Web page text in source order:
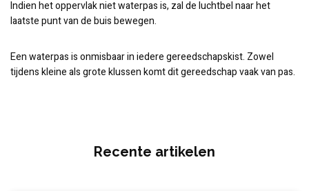
Indien het oppervlak niet waterpas is, zal de luchtbel naar het
laatste punt van de buis bewegen.
Een waterpas is onmisbaar in iedere gereedschapskist. Zowel
tijdens kleine als grote klussen komt dit gereedschap vaak van pas.
Recente artikelen